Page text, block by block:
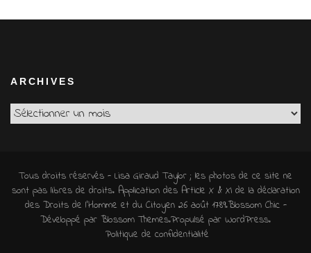
ARCHIVES
Archives
Tous droits réservés - Lisa Giraud Taylor ; les photos de ce site ne
sont pas libres de droits. Application des Article X & XI de la déclaration
des Droits de l'Homme et du Citoyen 26 août 1789.Blossom Chic -
Développé par Blossom Themes.Propulsé par WordPress.
Politique de confidentialité